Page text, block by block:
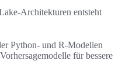
Architekturen entsteht
Python- und R-Modellen
für bessere